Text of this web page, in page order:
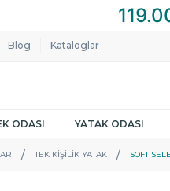
Blog Kataloglar
ODASI YATAK ODASI
TEK KIŞILIK YATAK SOFT